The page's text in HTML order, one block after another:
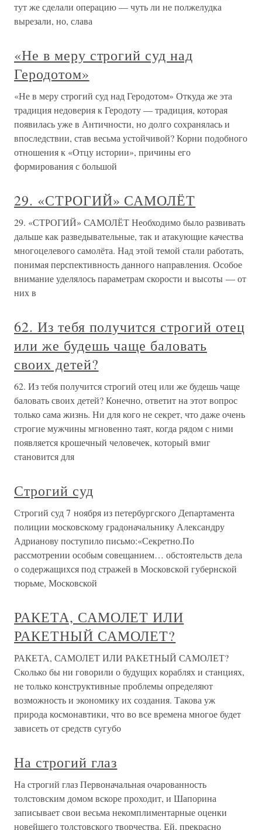
тут же сделали операцию — чуть ли не полжелудка
вырезали, но, слава
«Не в меру строгий суд над
Геродотом»
«Не в меру строгий суд над Геродотом» Откуда же эта
традиция недоверия к Геродоту — традиция, которая
появилась уже в Античности, но долго сохранялась и
впоследствии, став весьма устойчивой? Корни подобного
отношения к «Отцу истории», причины его
формирования с большой
29. «СТРОГИЙ» САМОЛЁТ
29. «СТРОГИЙ» САМОЛЁТ Необходимо было развивать
дальше как разведывательные, так и атакующие качества
многоцелевого самолёта. Над этой темой стали работать,
понимая перспективность данного направления. Особое
внимание уделялось параметрам скорости и высоты — от
них в
62. Из тебя получится строгий отец
или же будешь чаще баловать
своих детей?
62. Из тебя получится строгий отец или же будешь чаще
баловать своих детей? Конечно, ответит на этот вопрос
только сама жизнь. Ни для кого не секрет, что даже очень
строгие мужчины мгновенно таят, когда рядом с ними
появляется крошечный человечек, который вмиг
становится для
Строгий суд
Строгий суд 7 ноября из петербургского Департамента
полиции московскому градоначальнику Александру
Адрианову поступило письмо:«Секретно.По
рассмотрении особым совещанием… обстоятельств дела
о содержащихся под стражей в Московской губернской
тюрьме, Московской
РАКЕТА, САМОЛЕТ ИЛИ
РАКЕТНЫЙ САМОЛЕТ?
РАКЕТА, САМОЛЕТ ИЛИ РАКЕТНЫЙ САМОЛЕТ?
Сколько бы ни говорили о будущих кораблях и станциях,
не только конструктивные проблемы определяют
возможность и экономику их создания. Такова уж
природа космонавтики, что во все времена многое будет
зависеть от средств сугубо
На строгий глаз
На строгий глаз Первоначальная очарованность
толстовским домом вскоре проходит, и Шапорина
записывает свои весьма некомплиментарные оценки
новейшего толстовского творчества. Ей, прекрасно